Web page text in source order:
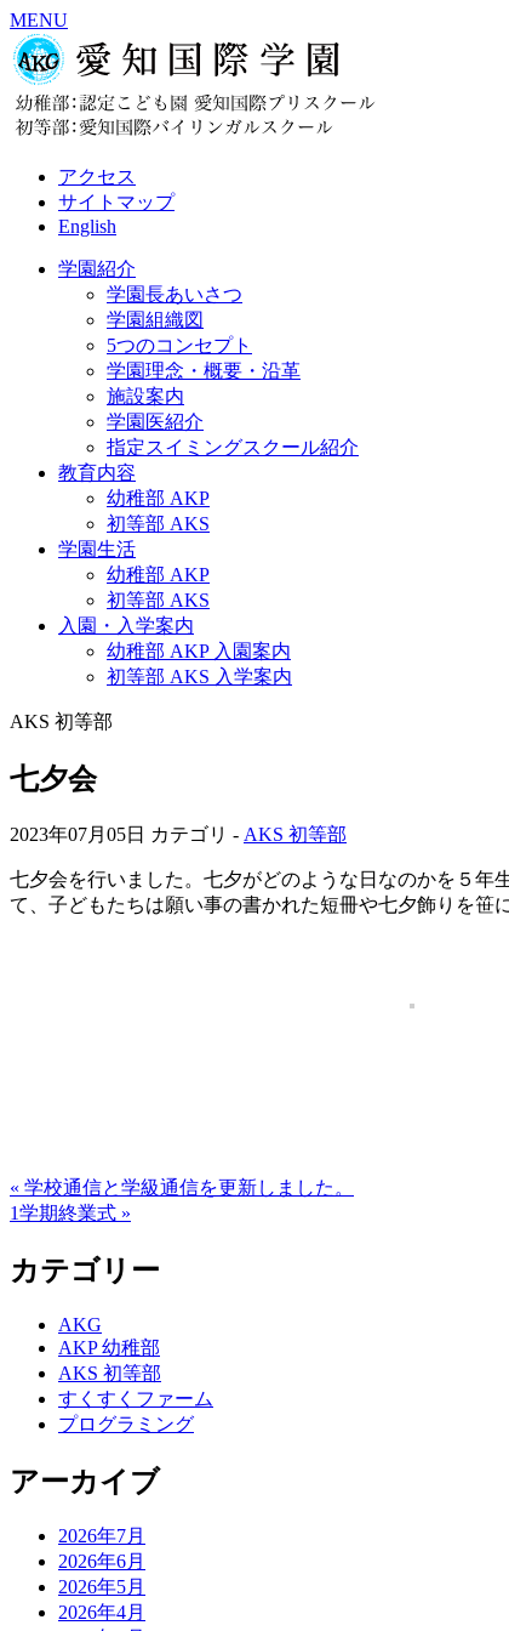
MENU
アクセス
サイトマップ
English
学園紹介
学園長あいさつ
学園組織図
5つのコンセプト
学園理念・概要・沿革
施設案内
学園医紹介
指定スイミングスクール紹介
教育内容
幼稚部 AKP
初等部 AKS
学園生活
幼稚部 AKP
初等部 AKS
入園・入学案内
幼稚部 AKP 入園案内
初等部 AKS 入学案内
AKS 初等部
七夕会
2023年07月05日 カテゴリ - AKS 初等部
七夕会を行いました。七夕がどのような日なのかを５年
て、子どもたちは願い事の書かれた短冊や七夕飾りを笹
« 学校通信と学級通信を更新しました。
1学期終業式 »
カテゴリー
AKG
AKP 幼稚部
AKS 初等部
すくすくファーム
プログラミング
アーカイブ
2026年7月
2026年6月
2026年5月
2026年4月